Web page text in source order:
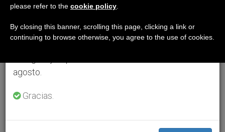
se generan menos informaciones y también el
agosto.
Gracias.
please refer to the cookie policy
By closing this banner, scrolling this page, clicking a link or
continuing to browse otherwise, you agree to the use of cookies.